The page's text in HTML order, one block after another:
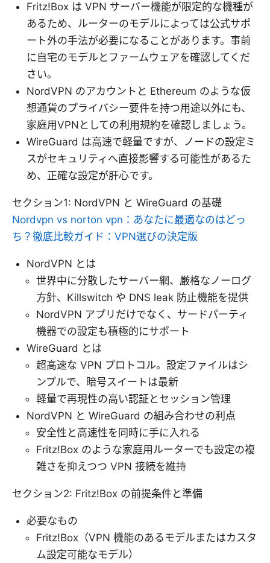
Fritz!Box は VPN サーバー機能が限定的な機種が
あるため、ルーターのモデルによっては公式サポ
ート外の手法が必要になることがあります。事前
に自宅のモデルとファームウェアを確認してくだ
さい。
NordVPN のアカウントと Ethereum のような仮
想通貨のプライバシー要件を持つ用途以外にも、
家庭用VPNとしての利用規約を確認しましょう。
WireGuard は高速で軽量ですが、ノードの設定ミ
スがセキュリティへ直接影響する可能性があるた
め、正確な設定が肝心です。
セクション1: NordVPN と WireGuard の基礎
Nordvpn vs norton vpn：あなたに最適なのはどっ
ち？徹底比較ガイド：VPN選びの決定版
NordVPN とは
世界中に分散したサーバー網、厳格なノーログ
方針、Killswitch や DNS leak 防止機能を提供
NordVPN アプリだけでなく、サードパーティ
機器での設定も積極的にサポート
WireGuard とは
超高速な VPN プロトコル。設定ファイルはシ
ンプルで、暗号スイートは最新
軽量で再現性の高い認証とセッション管理
NordVPN と WireGuard の組み合わせの利点
安全性と高速性を同時に手に入れる
Fritz!Box のような家庭用ルーターでも設定の複
雑さを抑えつつ VPN 接続を維持
セクション2: Fritz!Box の前提条件と準備
必要なもの
Fritz!Box（VPN 機能のあるモデルまたはカスタ
ム設定可能なモデル）